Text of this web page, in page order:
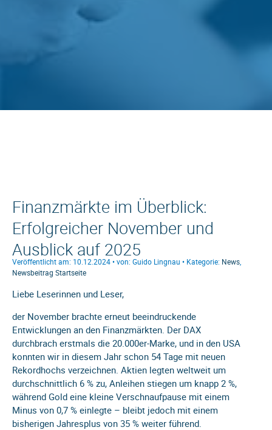
Finanzmärkte im Überblick:
Erfolgreicher November und
Ausblick auf 2025
Veröffentlicht am: 10.12.2024 • von: Guido Lingnau • Kategorie: News
Newsbeitrag Startseite
Liebe Leserinnen und Leser,
der November brachte erneut beeindruckende
Entwicklungen an den Finanzmärkten. Der DAX
durchbrach erstmals die 20.000er-Marke, und in den USA
konnten wir in diesem Jahr schon 54 Tage mit neuen
Rekordhochs verzeichnen. Aktien legten weltweit um
durchschnittlich 6 % zu, Anleihen stiegen um knapp 2 %,
während Gold eine kleine Verschnaufpause mit einem
Minus von 0,7 % einlegte – bleibt jedoch mit einem
bisherigen Jahresplus von 35 % weiter führend.